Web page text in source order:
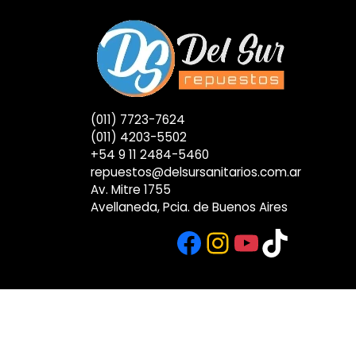
(011) 7723-7624
(011) 4203-5502
+54 9 11 2484-5460
repuestos@delsursanitarios.com.ar
Av. Mitre 1755
Avellaneda, Pcia. de Buenos Aires
Facebook
Instagram
TikTok